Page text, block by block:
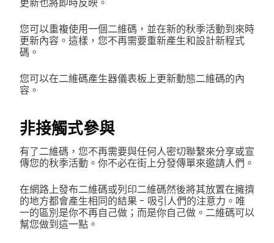
您可以重複使用一個二維碼，並在新的秋季活動到來時
更新內容。這樣，您不再需要重新產生和設計新程式
碼。
您可以在二維碼產生器儀表板上更新動態二維碼的內
容。
非接觸式參與
有了二維碼，您不再需要與任何人密切聯繫來分享或宣
傳您的秋季活動。你不必在街上分發傳單來邀請人們。
在網路上發布二維碼或列印二維碼然後將其放置在擁擠
的地方都會產生相同的結果 - 吸引人們的注意力。唯
一的區別是你不再自己做；而是你自己做。二維碼可以
幫您做到這一點。